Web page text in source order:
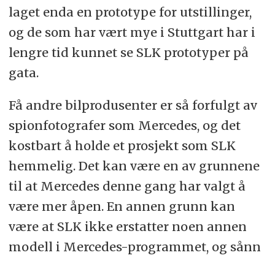
laget enda en prototype for utstillinger,
og de som har vært mye i Stuttgart har i
lengre tid kunnet se SLK prototyper på
gata.
Få andre bilprodusenter er så forfulgt av
spionfotografer som Mercedes, og det
kostbart å holde et prosjekt som SLK
hemmelig. Det kan være en av grunnene
til at Mercedes denne gang har valgt å
være mer åpen. En annen grunn kan
være at SLK ikke erstatter noen annen
modell i Mercedes-programmet, og sånn